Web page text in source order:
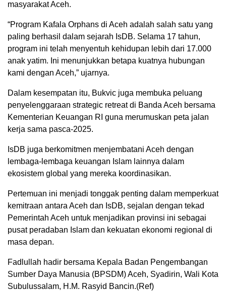
masyarakat Aceh.
“Program Kafala Orphans di Aceh adalah salah satu yang
paling berhasil dalam sejarah IsDB. Selama 17 tahun,
program ini telah menyentuh kehidupan lebih dari 17.000
anak yatim. Ini menunjukkan betapa kuatnya hubungan
kami dengan Aceh,” ujarnya.
Dalam kesempatan itu, Bukvic juga membuka peluang
penyelenggaraan strategic retreat di Banda Aceh bersama
Kementerian Keuangan RI guna merumuskan peta jalan
kerja sama pasca-2025.
IsDB juga berkomitmen menjembatani Aceh dengan
lembaga-lembaga keuangan Islam lainnya dalam
ekosistem global yang mereka koordinasikan.
Pertemuan ini menjadi tonggak penting dalam memperkuat
kemitraan antara Aceh dan IsDB, sejalan dengan tekad
Pemerintah Aceh untuk menjadikan provinsi ini sebagai
pusat peradaban Islam dan kekuatan ekonomi regional di
masa depan.
Fadlullah hadir bersama Kepala Badan Pengembangan
Sumber Daya Manusia (BPSDM) Aceh, Syadirin, Wali Kota
Subulussalam, H.M. Rasyid Bancin.(Ref)